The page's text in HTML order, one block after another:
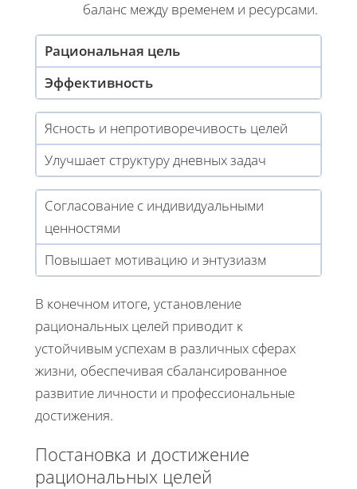
баланс между временем и ресурсами.
Рациональная цель
Эффективность
Ясность и непротиворечивость целей
Улучшает структуру дневных задач
Согласование с индивидуальными
ценностями
Повышает мотивацию и энтузиазм
В конечном итоге, установление
рациональных целей приводит к
устойчивым успехам в различных сферах
жизни, обеспечивая сбалансированное
развитие личности и профессиональные
достижения.
Постановка и достижение
рациональных целей